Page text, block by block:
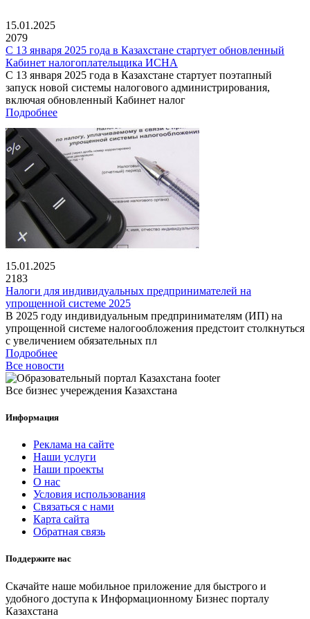
15.01.2025
2079
С 13 января 2025 года в Казахстане стартует обновленный
Кабинет налогоплательщика ИСНА
С 13 января 2025 года в Казахстане стартует поэтапный
запуск новой системы налогового администрирования,
включая обновленный Кабинет налог
Подробнее
15.01.2025
2183
Налоги для индивидуальных предпринимателей на
упрощенной системе 2025
В 2025 году индивидуальным предпринимателям (ИП) на
упрощенной системе налогообложения предстоит столкнуться
с увеличением обязательных пл
Подробнее
Все новости
Все бизнес учереждения Казахстана
Информация
Реклама на сайте
Наши услуги
Наши проекты
О нас
Условия использования
Связаться с нами
Карта сайта
Обратная связь
Поддержите нас
Скачайте наше мобильное приложение для быстрого и
удобного доступа к Информационному Бизнес порталу
Казахстана